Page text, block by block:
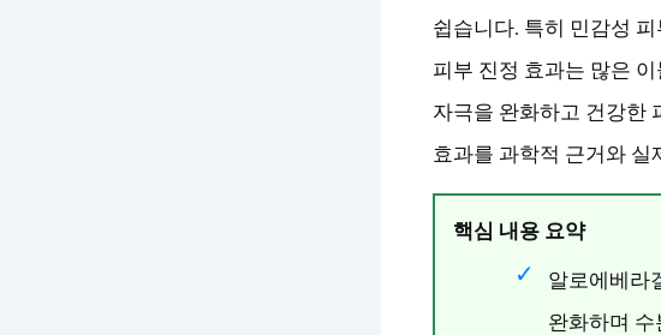
쉽습니다. 특히 민감성
피부 진정 효과는 많은
자극을 완화하고 건강한
효과를 과학적 근거와
핵심 내용 요약
알로에베라
완화하며